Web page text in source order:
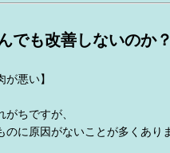
でも改善しないのか？
が悪い】
ちですが、
のに原因がないことが多くあり